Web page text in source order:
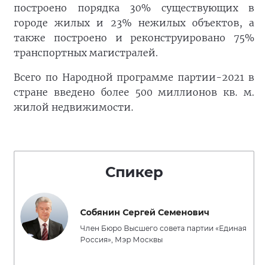
построено порядка 30% существующих в
городе жилых и 23% нежилых объектов, а
также построено и реконструировано 75%
транспортных магистралей.
Всего по Народной программе партии-2021 в
стране введено более 500 миллионов кв. м.
жилой недвижимости.
Спикер
Собянин Сергей Семенович
Член Бюро Высшего совета партии «Единая
Россия», Мэр Москвы